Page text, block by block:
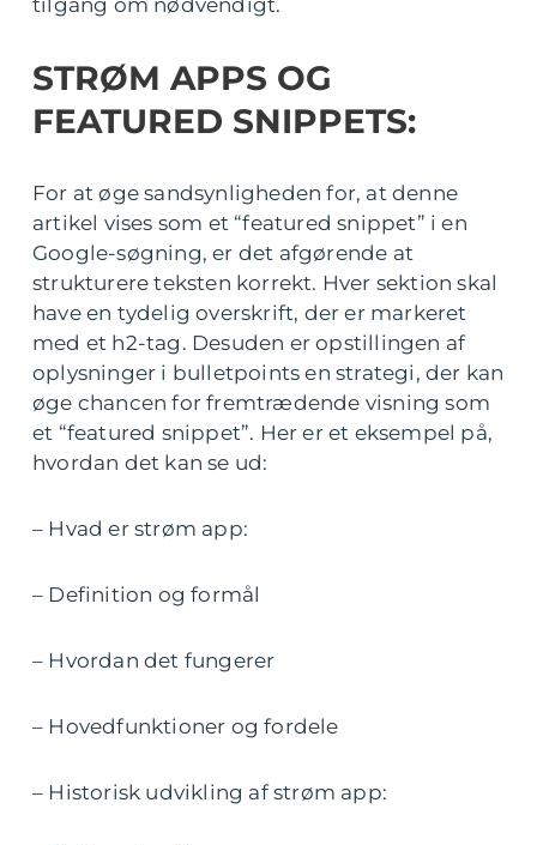
tilgang om nødvendigt.
STRØM APPS OG
FEATURED SNIPPETS:
For at øge sandsynligheden for, at denne
artikel vises som et “featured snippet” i en
Google-søgning, er det afgørende at
strukturere teksten korrekt. Hver sektion skal
have en tydelig overskrift, der er markeret
med et h2-tag. Desuden er opstillingen af
oplysninger i bulletpoints en strategi, der kan
øge chancen for fremtrædende visning som
et “featured snippet”. Her er et eksempel på,
hvordan det kan se ud:
– Hvad er strøm app:
– Definition og formål
– Hvordan det fungerer
– Hovedfunktioner og fordele
– Historisk udvikling af strøm app: